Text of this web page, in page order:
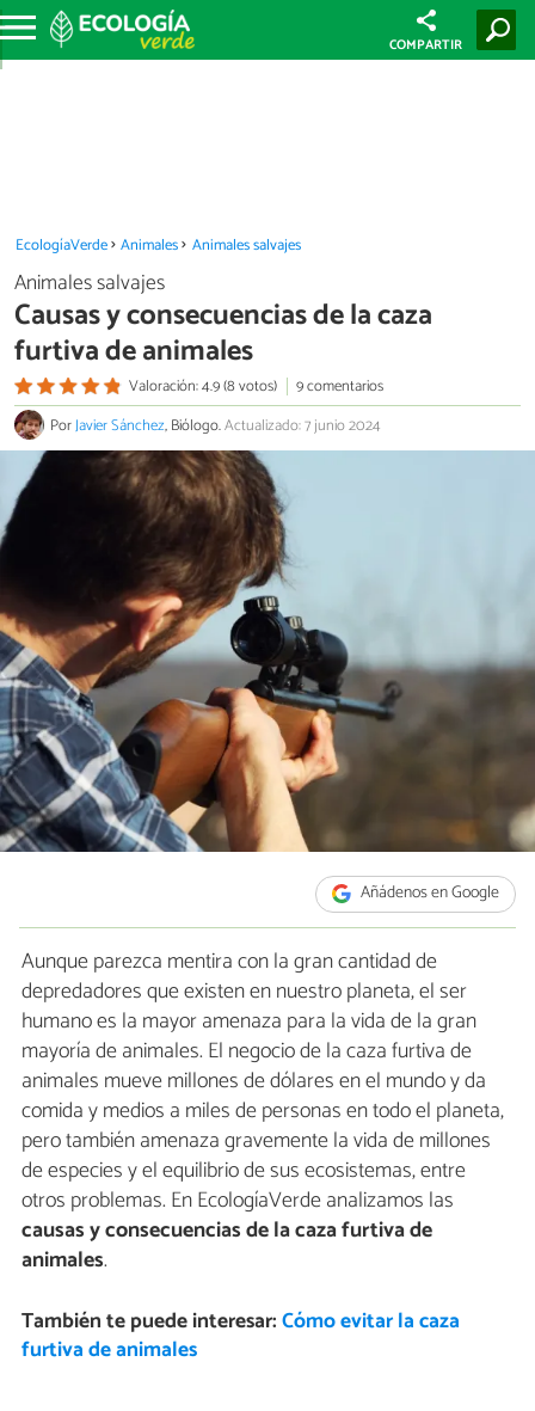
COMPARTIR
EcologíaVerde Animales Animales salvajes
Animales salvajes
Causas y consecuencias de la caza
furtiva de animales
Valoración: 4.9 (8 votos)
9 comentarios
PorJavier Sánchez, Biólogo.Actualizado: 7 junio 2024
Añádenos en Google
Aunque parezca mentira con la gran cantidad de
depredadores que existen en nuestro planeta, el ser
humano es la mayor amenaza para la vida de la gran
mayoría de animales. El negocio de la caza furtiva de
animales mueve millones de dólares en el mundo y da
comida y medios a miles de personas en todo el planeta,
pero también amenaza gravemente la vida de millones
de especies y el equilibrio de sus ecosistemas, entre
otros problemas. En EcologíaVerde analizamos las
causas y consecuencias de la caza furtiva de
animales.
También te puede interesar:Cómo evitar la caza
furtiva de animales